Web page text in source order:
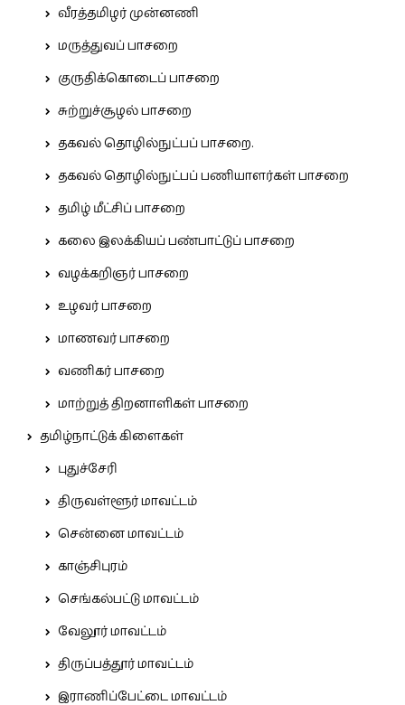
வீரத்தமிழர் முன்னணி
மருத்துவப் பாசறை
குருதிக்கொடைப் பாசறை
சுற்றுச்சூழல் பாசறை
தகவல் தொழில்நுட்பப் பாசறை.
தகவல் தொழில்நுட்பப் பணியாளர்கள் பாசறை
தமிழ் மீட்சிப் பாசறை
கலை இலக்கியப் பண்பாட்டுப் பாசறை
வழக்கறிஞர் பாசறை
உழவர் பாசறை
மாணவர் பாசறை
வணிகர் பாசறை
மாற்றுத் திறனாளிகள் பாசறை
தமிழ்நாட்டுக் கிளைகள்
புதுச்சேரி
திருவள்ளூர் மாவட்டம்
சென்னை மாவட்டம்
காஞ்சிபுரம்
செங்கல்பட்டு மாவட்டம்
வேலூர் மாவட்டம்
திருப்பத்தூர் மாவட்டம்
இராணிப்பேட்டை மாவட்டம்